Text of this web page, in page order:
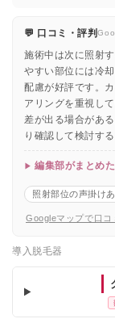
💬 口コミ・評判
施術中は次に照射
やすい部位には冷
配慮が好評です。
アリングを重視し
差が出る場合があ
り確認して検討す
編集部がまとめ
照射部位の声掛け
Googleマップで口コ
導入脱毛器